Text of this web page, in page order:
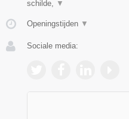
schilde, ▼
Openingstijden ▼
Sociale media: